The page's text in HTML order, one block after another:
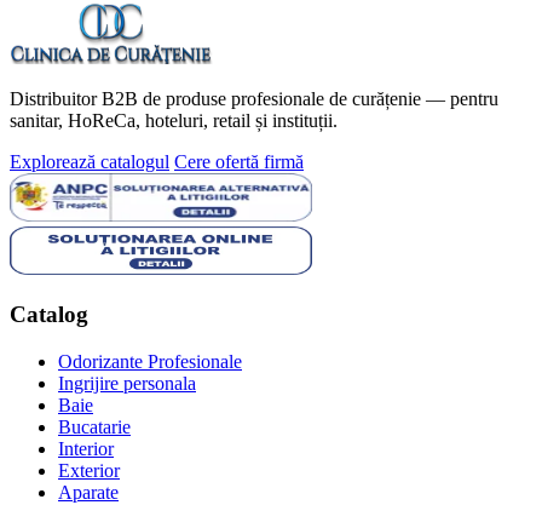
Distribuitor B2B de produse profesionale de curățenie — pentru
sanitar, HoReCa, hoteluri, retail și instituții.
Explorează catalogul Cere ofertă firmă
Catalog
Odorizante Profesionale
Ingrijire personala
Baie
Bucatarie
Interior
Exterior
Aparate